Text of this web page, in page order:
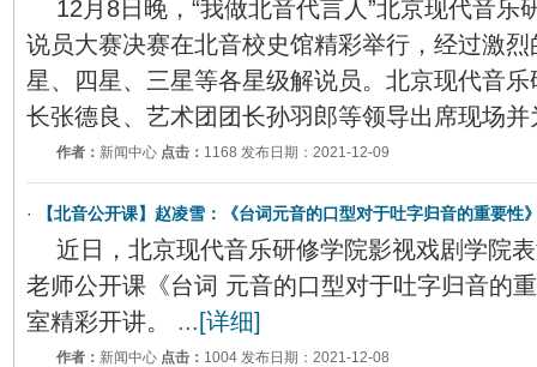
12月8日晚，“我做北音代言人”北京现代音乐
说员大赛决赛在北音校史馆精彩举行，经过激
星、四星、三星等各星级解说员。北京现代音
长张德良、艺术团团长孙羽郎等领导出席现场
作者： 新闻中心 点击： 1168 发布日期：2021-12-09
· 【北音公开课】赵凌雪：《台词元音的口型对于吐字归音的重要性
近日，北京现代音乐研修学院影视戏剧学院
老师公开课《台词 元音的口型对于吐字归音的
室精彩开讲。
...[详细]
作者： 新闻中心 点击： 1004 发布日期：2021-12-08